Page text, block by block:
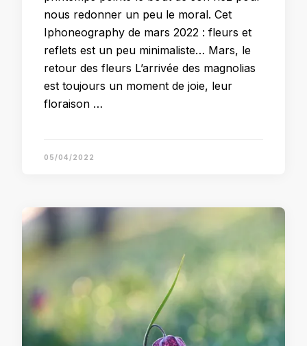
nous redonner un peu le moral. Cet
Iphoneography de mars 2022 : fleurs et
reflets est un peu minimaliste… Mars, le
retour des fleurs L’arrivée des magnolias
est toujours un moment de joie, leur
floraison …
05/04/2022